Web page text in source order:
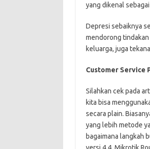
yang dikenal
Depresi sebaiknya
mendorong
keluarga, juga
Customer Service
Silahkan cek pada
kita bisa
secara plain.
yang lebih metode
bagaimana langkah
versi 4.4, Mikrotik